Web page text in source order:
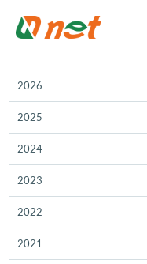
2026
2025
2024
2023
2022
2021